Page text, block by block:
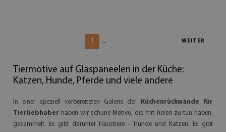
1 ... WEITER
Tiermotive auf Glaspaneelen in der Küche:
Katzen, Hunde, Pferde und viele andere
In einer speziell vorbereiteten Galerie der
Küchenrückwände für
Tierliebhaber haben wir schüne Motive, die mit Tieren zu tun haben,
gesammelt. Es gibt darunter Haustiere – Hunde und Katzen. Es gibt